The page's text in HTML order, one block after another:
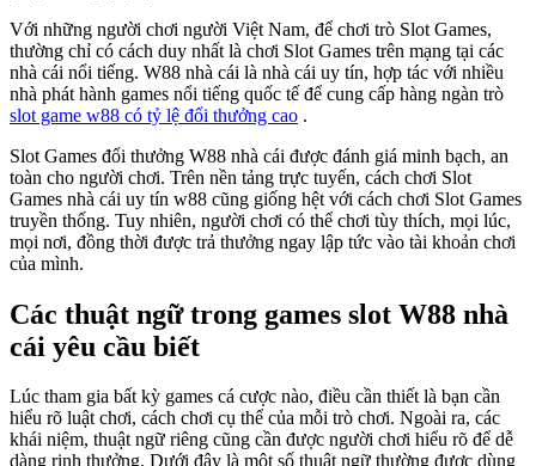
Với những người chơi người Việt Nam, để chơi trò Slot Games,
thường chỉ có cách duy nhất là chơi Slot Games trên mạng tại các
nhà cái nổi tiếng. W88 nhà cái là nhà cái uy tín, hợp tác với nhiều
nhà phát hành games nổi tiếng quốc tế để cung cấp hàng ngàn trò
slot game w88 có tỷ lệ đổi thưởng cao .
Slot Games đổi thưởng W88 nhà cái được đánh giá minh bạch, an
toàn cho người chơi. Trên nền tảng trực tuyến, cách chơi Slot
Games nhà cái uy tín w88 cũng giống hệt với cách chơi Slot Games
truyền thống. Tuy nhiên, người chơi có thể chơi tùy thích, mọi lúc,
mọi nơi, đồng thời được trả thưởng ngay lập tức vào tài khoản chơi
của mình.
Các thuật ngữ trong games slot W88 nhà
cái yêu cầu biết
Lúc tham gia bất kỳ games cá cược nào, điều cần thiết là bạn cần
hiểu rõ luật chơi, cách chơi cụ thể của mỗi trò chơi. Ngoài ra, các
khái niệm, thuật ngữ riêng cũng cần được người chơi hiểu rõ để dễ
dàng rinh thưởng. Dưới đây là một số thuật ngữ thường được dùng